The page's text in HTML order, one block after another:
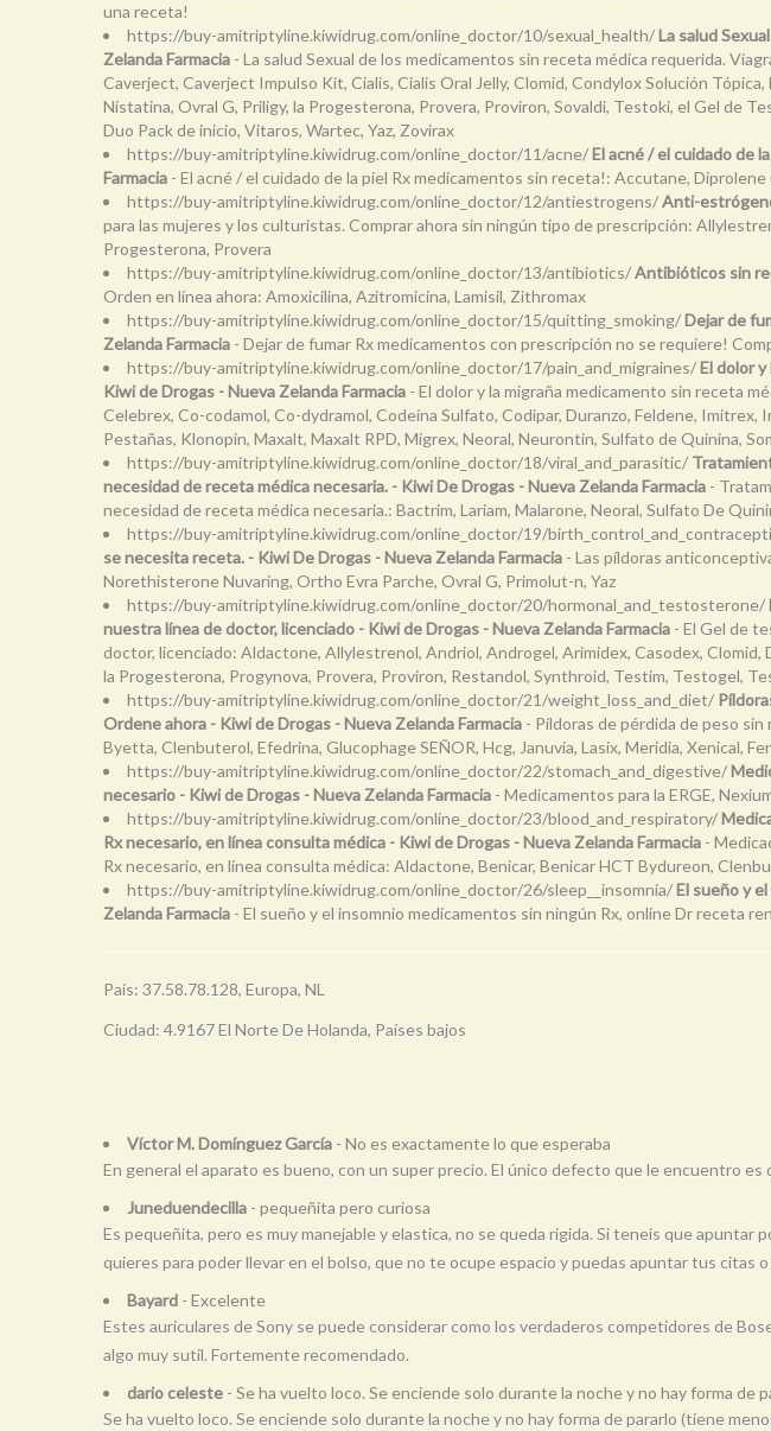
una receta!
https://buy-amitriptyline.kiwidrug.com/online_doctor/10/sexual_health/La salud
Zelanda Farmacia - La salud Sexual de los medicamentos sin receta médica requerida.
Caverject, Caverject Impulso Kit, Cialis, Cialis Oral Jelly, Clomid, Condylox Solución
Nistatina, Ovral G, Priligy, la Progesterona, Provera, Proviron, Sovaldi, Testoki, el Gel de
Duo Pack de inicio, Vitaros, Wartec, Yaz, Zovirax
https://buy-amitriptyline.kiwidrug.com/online_doctor/11/acne/El acné / el cuidado de
Farmacia - El acné / el cuidado de la piel Rx medicamentos sin receta!: Accutane,
https://buy-amitriptyline.kiwidrug.com/online_doctor/12/antiestrogens/Anti-
para las mujeres y los culturistas. Comprar ahora sin ningún tipo de prescripción:
Progesterona, Provera
https://buy-amitriptyline.kiwidrug.com/online_doctor/13/antibiotics/Antibióticos sin
Orden en línea ahora: Amoxicilina, Azitromicina, Lamisil, Zithromax
https://buy-amitriptyline.kiwidrug.com/online_doctor/15/quitting_smoking/Dejar de
Zelanda Farmacia - Dejar de fumar Rx medicamentos con prescripción no se requiere!
https://buy-amitriptyline.kiwidrug.com/online_doctor/17/pain_and_migraines/El dolor
Kiwi de Drogas - Nueva Zelanda Farmacia - El dolor y la migraña medicamento sin receta
Celebrex, Co-codamol, Co-dydramol, Codeína Sulfato, Codipar, Duranzo, Feldene,
Pestañas, Klonopin, Maxalt, Maxalt RPD, Migrex, Neoral, Neurontin, Sulfato de Quinina,
https://buy-amitriptyline.kiwidrug.com/online_doctor/18/viral_and_parasitic/
necesidad de receta médica necesaria. - Kiwi De Drogas - Nueva Zelanda Farmacia -
necesidad de receta médica necesaria.: Bactrim, Lariam, Malarone, Neoral, Sulfato De
https://buy-amitriptyline.kiwidrug.com/online_doctor/19/
se necesita receta. - Kiwi De Drogas - Nueva Zelanda Farmacia - Las píldoras
Norethisterone Nuvaring, Ortho Evra Parche, Ovral G, Primolut-n, Yaz
https://buy-amitriptyline.kiwidrug.com/online_doctor/20/hormonal_and_testosterone/
nuestra línea de doctor, licenciado - Kiwi de Drogas - Nueva Zelanda Farmacia - El Gel de
doctor, licenciado: Aldactone, Allylestrenol, Andriol, Androgel, Arimidex, Casodex,
la Progesterona, Progynova, Provera, Proviron, Restandol, Synthroid, Testim, Testogel,
https://buy-amitriptyline.kiwidrug.com/online_doctor/21/weight_loss_and_diet/
Ordene ahora - Kiwi de Drogas - Nueva Zelanda Farmacia - Píldoras de pérdida de peso
Byetta, Clenbuterol, Efedrina, Glucophage SEÑOR, Hcg, Januvia, Lasix, Meridia, Xenical,
https://buy-amitriptyline.kiwidrug.com/online_doctor/22/stomach_and_digestive/
necesario - Kiwi de Drogas - Nueva Zelanda Farmacia - Medicamentos para la ERGE,
https://buy-amitriptyline.kiwidrug.com/online_doctor/23/blood_and_respiratory/
Rx necesario, en línea consulta médica - Kiwi de Drogas - Nueva Zelanda Farmacia -
Rx necesario, en línea consulta médica: Aldactone, Benicar, Benicar HCT Bydureon,
https://buy-amitriptyline.kiwidrug.com/online_doctor/26/sleep__insomnia/El sueño y
Zelanda Farmacia - El sueño y el insomnio medicamentos sin ningún Rx, online Dr receta
País: 37.58.78.128, Europa, NL
Ciudad: 4.9167 El Norte De Holanda, Países bajos
Víctor M. Domínguez García - No es exactamente lo que esperaba
En general el aparato es bueno, con un super precio. El único defecto que le encuentro
Juneduendecilla - pequeñita pero curiosa
Es pequeñita, pero es muy manejable y elastica, no se queda rigida. Si teneis que apuntar
quieres para poder llevar en el bolso, que no te ocupe espacio y puedas apuntar tus citas
Bayard - Excelente
Estes auriculares de Sony se puede considerar como los verdaderos competidores de
algo muy sutil. Fortemente recomendado.
dario celeste - Se ha vuelto loco. Se enciende solo durante la noche y no hay forma de
Se ha vuelto loco. Se enciende solo durante la noche y no hay forma de pararlo (tiene